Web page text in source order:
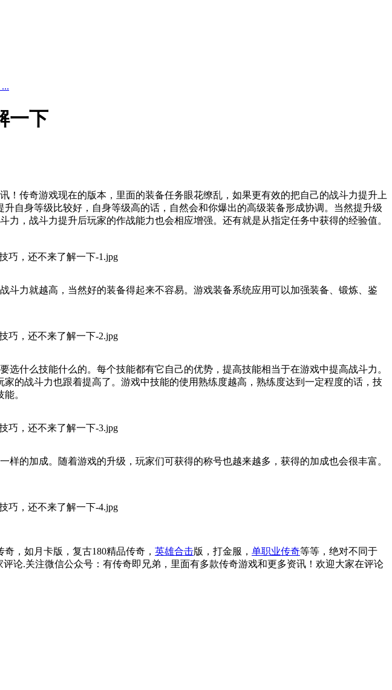
一下
传奇游戏现在的版本，里面的装备任务眼花缭乱，如果更有效的把自己的战斗力提升上
自身等级比较好，自身等级高的话，自然会和你爆出的高级装备形成协调。当然提升级
，战斗力提升后玩家的作战能力也会相应增强。还有就是从指定任务中获得的经验值。
力就越高，当然好的装备得起来不容易。游戏装备系统应用可以加强装备、锻炼、鉴
什么技能什么的。每个技能都有它自己的优势，提高技能相当于在游戏中提高战斗力。
的战斗力也跟着提高了。游戏中技能的使用熟练度越高，熟练度达到一定程度的话，技
。
的加成。随着游戏的升级，玩家们可获得的称号也越来越多，获得的加成也会很丰富。
，如月卡版，复古180精品传奇， 英雄合击版，打金服， 单职业传奇等等，绝对不同于
论.关注微信公众号：有传奇即兄弟，里面有多款传奇游戏和更多资讯！欢迎大家在评论